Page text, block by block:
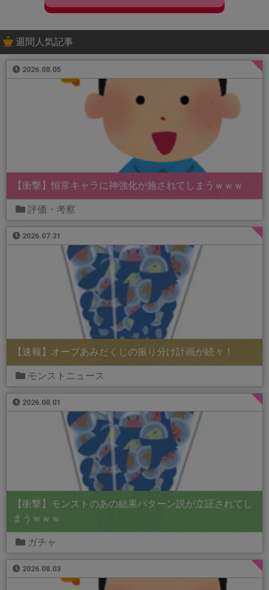
週間人気記事
2026.08.05
【衝撃】恒常キャラに神強化が施されてしまうｗｗｗ
評価・考察
2026.07.31
【速報】オーブあみだくじの振り分け計画が続々！
モンストニュース
2026.08.01
【衝撃】モンストのあの結果パターン説が立証されてし
まうｗｗｗ
ガチャ
2026.08.03